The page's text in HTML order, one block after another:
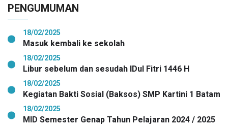
PENGUMUMAN
18/02/2025
Masuk kembali ke sekolah
18/02/2025
Libur sebelum dan sesudah IDul Fitri 1446 H
18/02/2025
Kegiatan Bakti Sosial (Baksos) SMP Kartini 1 Batam
18/02/2025
MID Semester Genap Tahun Pelajaran 2024 / 2025